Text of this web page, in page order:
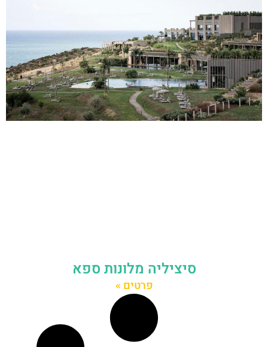
סיציליה מלונות ספא
פרטים »